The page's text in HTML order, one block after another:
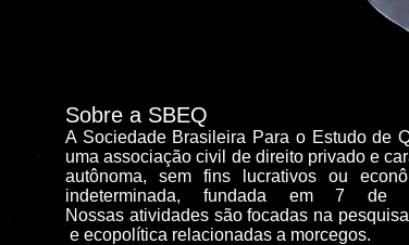
Sobre a SBEQ
A Sociedade Brasileira Para o Estudo de
uma associação civil de direito privado e
autônoma, sem fins lucrativos ou
indeterminada, fundada em 7 de
Nossas atividades são focadas na
e ecopolítica relacionadas a morcegos.